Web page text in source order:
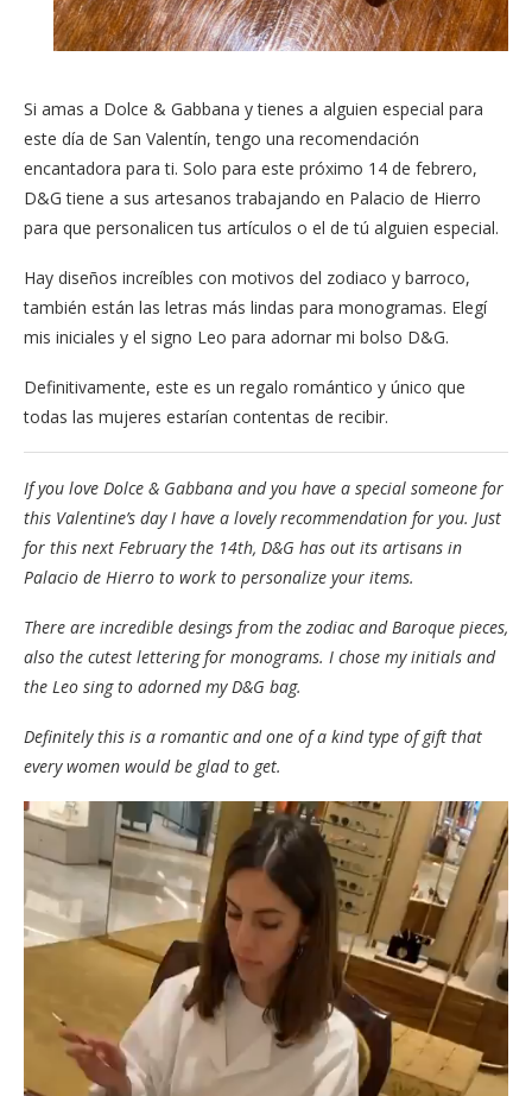
Si amas a Dolce & Gabbana y tienes a alguien especial para
este día de San Valentín, tengo una recomendación
encantadora para ti. Solo para este próximo 14 de febrero,
D&G tiene a sus artesanos trabajando en Palacio de Hierro
para que personalicen tus artículos o el de tú alguien especial.
Hay diseños increíbles con motivos del zodiaco y barroco,
también están las letras más lindas para monogramas. Elegí
mis iniciales y el signo Leo para adornar mi bolso D&G.
Definitivamente, este es un regalo romántico y único que
todas las mujeres estarían contentas de recibir.
If you love Dolce & Gabbana and you have a special someone for
this Valentine’s day I have a lovely recommendation for you. Just
for this next February the 14th, D&G has out its artisans in
Palacio de Hierro to work to personalize your items.
There are incredible desings from the zodiac and Baroque pieces,
also the cutest lettering for monograms. I chose my initials and
the Leo sing to adorned my D&G bag.
Definitely this is a romantic and one of a kind type of gift that
every women would be glad to get.